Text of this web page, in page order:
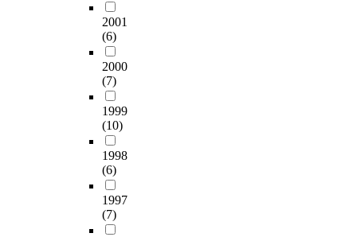
2001
(6)
2000
(7)
1999
(10)
1998
(6)
1997
(7)